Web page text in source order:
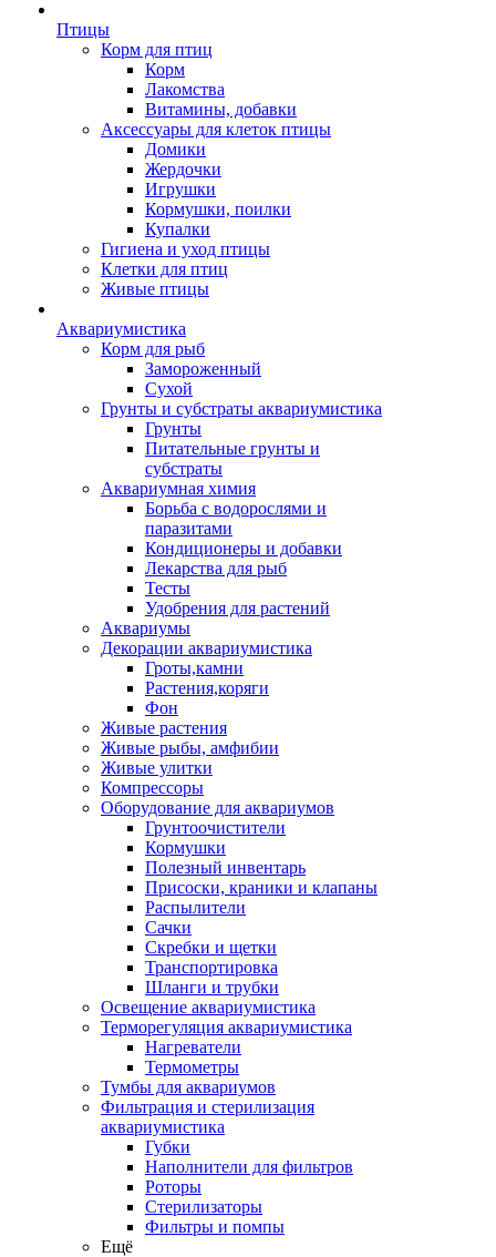
Птицы
Корм для птиц
Корм
Лакомства
Витамины, добавки
Аксессуары для клеток птицы
Домики
Жердочки
Игрушки
Кормушки, поилки
Купалки
Гигиена и уход птицы
Клетки для птиц
Живые птицы
Аквариумистика
Корм для рыб
Замороженный
Сухой
Грунты и субстраты аквариумистика
Грунты
Питательные грунты и
субстраты
Аквариумная химия
Борьба с водорослями и
паразитами
Кондиционеры и добавки
Лекарства для рыб
Тесты
Удобрения для растений
Аквариумы
Декорации аквариумистика
Гроты,камни
Растения,коряги
Фон
Живые растения
Живые рыбы, амфибии
Живые улитки
Компрессоры
Оборудование для аквариумов
Грунтоочистители
Кормушки
Полезный инвентарь
Присоски, краники и клапаны
Распылители
Сачки
Скребки и щетки
Транспортировка
Шланги и трубки
Освещение аквариумистика
Терморегуляция аквариумистика
Нагреватели
Термометры
Тумбы для аквариумов
Фильтрация и стерилизация
аквариумистика
Губки
Наполнители для фильтров
Роторы
Стерилизаторы
Фильтры и помпы
Ещё